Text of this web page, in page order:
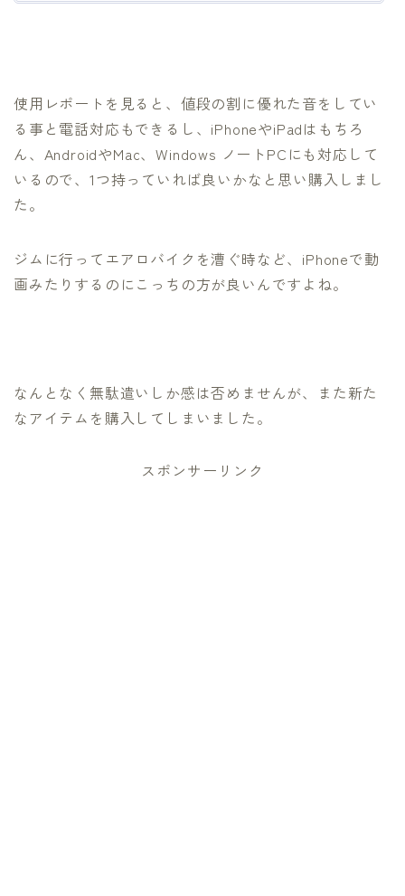
使用レポートを見ると、値段の割に優れた音をしてい
る事と電話対応もできるし、iPhoneやiPadはもちろ
ん、AndroidやMac、Windows ノートPCにも対応して
いるので、1つ持っていれば良いかなと思い購入しまし
た。
ジムに行ってエアロバイクを漕ぐ時など、iPhoneで動
画みたりするのにこっちの方が良いんですよね。
なんとなく無駄遣いしか感は否めませんが、また新た
なアイテムを購入してしまいました。
スポンサーリンク